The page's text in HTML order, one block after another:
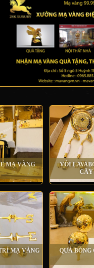
MẠ VÀNG
VÒI
CÂY
MẠ VÀNG
QUẢ BÓNG